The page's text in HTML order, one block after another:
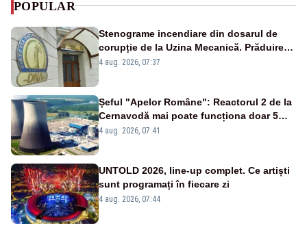
POPULAR
Stenograme incendiare din dosarul de
corupție de la Uzina Mecanică. Prăduirea
banilor din programul SAFE, interceptată
4 aug. 2026, 07:37
Șeful "Apelor Române": Reactorul 2 de la
Cernavodă mai poate funcționa doar 5
zile
4 aug. 2026, 07:41
UNTOLD 2026, line-up complet. Ce artiști
sunt programați în fiecare zi
4 aug. 2026, 07:44